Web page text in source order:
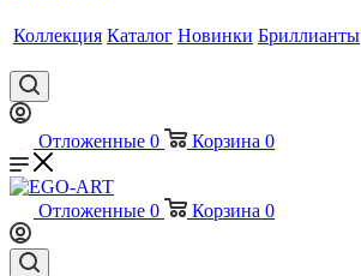
Коллекция Каталог Новинки Бриллианты
Отложенные 0 Корзина 0
Отложенные 0 Корзина 0